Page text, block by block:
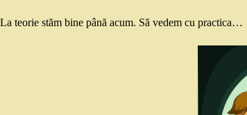
La teorie stăm bine până acum. Să vedem cu practica…